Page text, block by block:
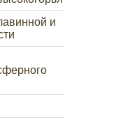
и